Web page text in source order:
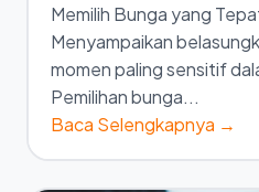
Memilih Bunga yang
Menyampaikan
momen paling sensitif
Pemilihan bunga...
Baca Selengkapnya →